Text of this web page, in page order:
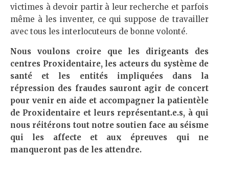
victimes à devoir partir à leur recherche et parfois
même à les inventer, ce qui suppose de travailler
avec tous les interlocuteurs de bonne volonté.
Nous voulons croire que les dirigeants des
centres Proxidentaire, les acteurs du système de
santé et les entités impliquées dans la
répression des fraudes sauront agir de concert
pour venir en aide et accompagner la patientèle
de Proxidentaire et leurs représentant.e.s, à qui
nous réitérons tout notre soutien face au séisme
qui les affecte et aux épreuves qui ne
manqueront pas de les attendre.